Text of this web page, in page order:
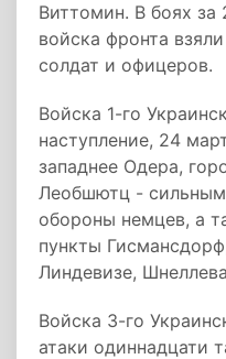
Виттомин. В боях
войска фронта
солдат и офицеров.
Войска 1-го
наступление, 24
западнее Одера,
Леобшютц -
обороны немцев, а
пункты
Линдевизе,
Войска 3-го
атаки одиннадцати